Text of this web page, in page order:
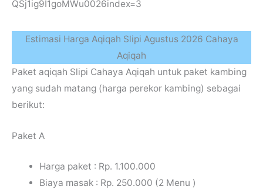
QSj1ig9I1goMWu0026index=3
Estimasi Harga Aqiqah Slipi Agustus 2026 Cahaya
Aqiqah
Paket aqiqah Slipi Cahaya Aqiqah untuk paket kambing
yang sudah matang (harga perekor kambing) sebagai
berikut:
Paket A
Harga paket : Rp. 1.100.000
Biaya masak : Rp. 250.000 (2 Menu )